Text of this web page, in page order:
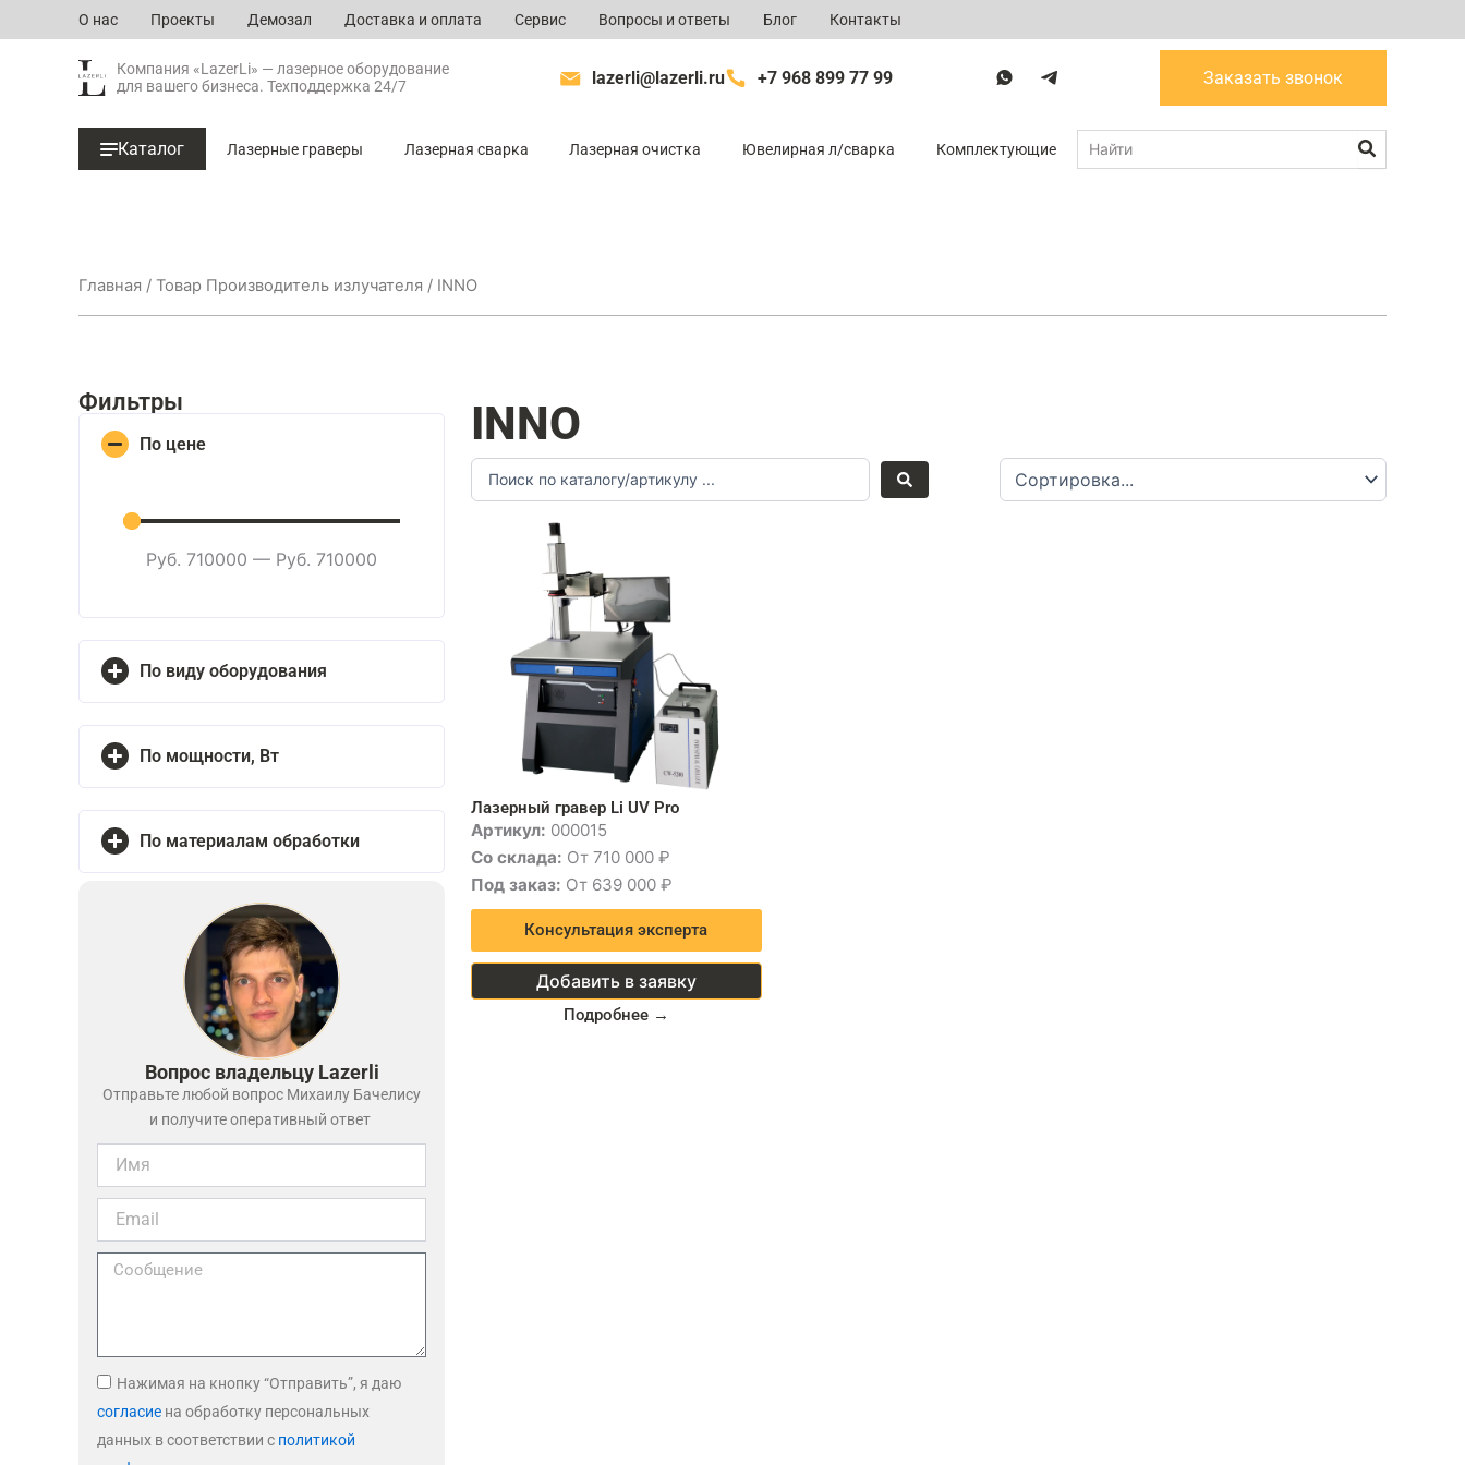
к
содержимому
О нас Проекты Демозал Доставка и оплата Сервис Вопросы и ответы Блог Контакты
Компания «LazerLi» — лазерное оборудование
для вашего бизнеса. Техподдержка 24/7
lazerli@lazerli.ru +7 968 899 77 99 W
a
T
g Заказать звонок
Каталог Лазерные граверы Лазерная сварка Лазерная очистка Ювелирная л/сварка Комплектующие Поиск
Главная / Товар Производитель излучателя / INNO
Фильтры
По цене
Руб. 710000 — Руб. 710000
По виду оборудования
По мощности, Вт
По материалам обработки
Вопрос владельцу Lazerli
Отправьте любой вопрос Михаилу Бачелису
и получите оперативный ответ
Нажимая на кнопку “Отправить”, я даю
согласиена обработку персональных
данных в соответствии с политикой
INNO
Search
Лазерный гравер Li UV Pro
Артикул: 000015
Со склада: От 710 000 ₽
Под заказ: От 639 000 ₽
Консультация эксперта
Добавить в заявку
Подробнее →